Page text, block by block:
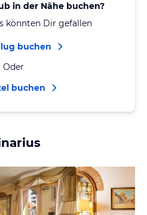
in der Nähe buchen?
könnten Dir gefallen
buchen
Oder
buchen